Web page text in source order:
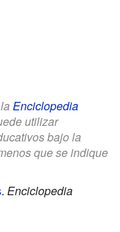
Enciclopedia
utilizar
bajo la
que se indique
. Enciclopedia